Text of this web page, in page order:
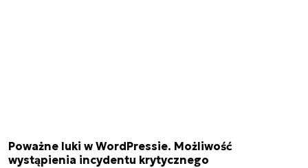
Poważne luki w WordPressie. Możliwość
wystąpienia incydentu krytycznego